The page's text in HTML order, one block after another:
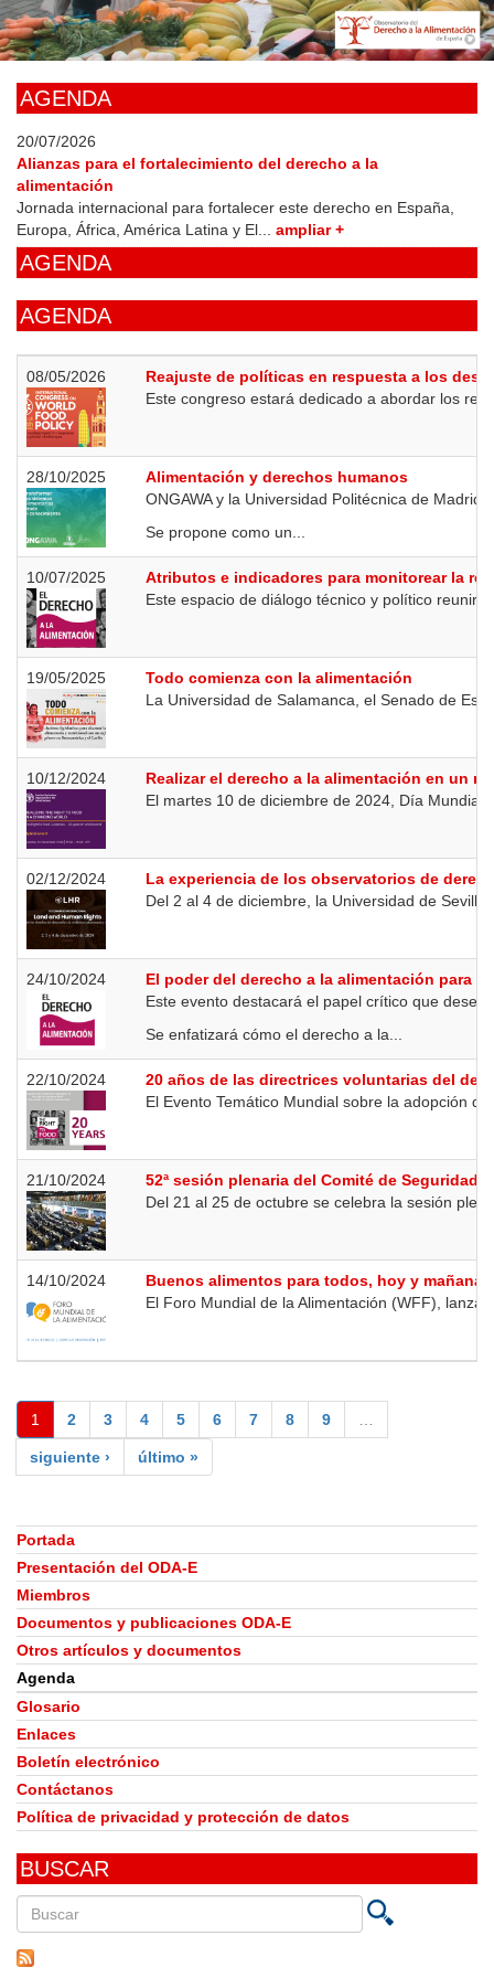
Skip
to
main
AGENDA
20/07/2026
Alianzas para el fortalecimiento del derecho a la
alimentación
Jornada internacional para fortalecer este derecho en España,
Europa, África, América Latina y El... ampliar +
AGENDA
AGENDA
08/05/2026
Reajuste de políticas en respuesta a los
Este congreso estará dedicado a abordar los
28/10/2025
Alimentación y derechos humanos
ONGAWA y la Universidad Politécnica de
Se propone como un...
10/07/2025
Atributos e indicadores para monitorear la
Este espacio de diálogo técnico y político
19/05/2025
Todo comienza con la alimentación
La Universidad de Salamanca, el Senado de
10/12/2024
Realizar el derecho a la alimentación en un
El martes 10 de diciembre de 2024, Día
02/12/2024
La experiencia de los observatorios de
Del 2 al 4 de diciembre, la Universidad de
24/10/2024
El poder del derecho a la alimentación para
Este evento destacará el papel crítico que
Se enfatizará cómo el derecho a la...
22/10/2024
20 años de las directrices voluntarias del
El Evento Temático Mundial sobre la adopción
21/10/2024
52ª sesión plenaria del Comité de Seguridad
Del 21 al 25 de octubre se celebra la sesión
14/10/2024
Buenos alimentos para todos, hoy y mañana
El Foro Mundial de la Alimentación (WFF),
1 2 3 4 5 6 7 8 9 …
siguiente › último »
Portada
Presentación del ODA-E
Miembros
Documentos y publicaciones ODA-E
Otros artículos y documentos
Agenda
Glosario
Enlaces
Boletín electrónico
Contáctanos
Política de privacidad y protección de datos
BUSCAR
en